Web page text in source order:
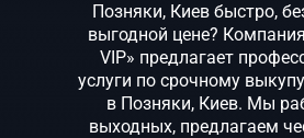
Позняки, Киев быстро,
выгодной цене?
VIP» предлагает
услуги по срочному
в Позняки, Киев. Мы
выходных, предлагаем